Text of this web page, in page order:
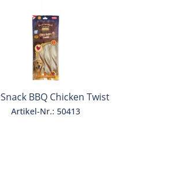
BBQ Chicken Twist
Artikel-Nr.: 50413